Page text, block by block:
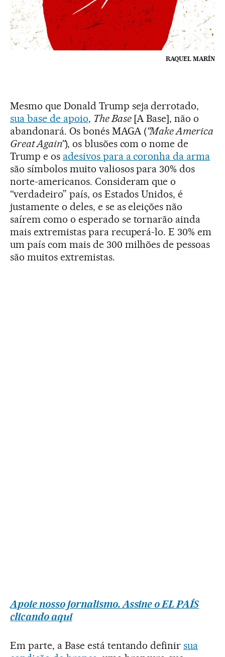
RAQUEL MARÍN
Mesmo que Donald Trump seja derrotado,
sua base de apoio, The Base[A Base], não o
abandonará. Os bonés MAGA (“Make America
Great Again”), os blusões com o nome de
Trump e os adesivos para a coronha da arma
são símbolos muito valiosos para 30% dos
norte-americanos. Consideram que o
“verdadeiro” país, os Estados Unidos, é
justamente o deles, e se as eleições não
saírem como o esperado se tornarão ainda
mais extremistas para recuperá-lo. E 30% em
um país com mais de 300 milhões de pessoas
são muitos extremistas.
Apoie nosso jornalismo. Assine o EL PAÍS
clicando aqui
Em parte, a Base está tentando definirsua